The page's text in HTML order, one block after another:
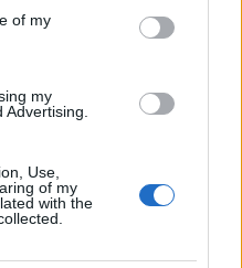
of my
my
Use,
of my
with the
Ελεγκτικό Συνέδριο.
έκταση 541
το γήπεδο του
αποκτήσει νέους
Νερού, μετά την
από την ΕΤΑΔ στην
επόμενα 40 χρόνια.